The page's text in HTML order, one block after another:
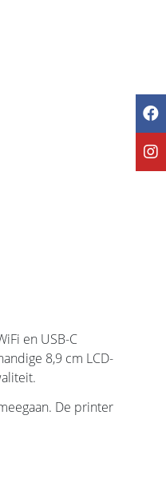
en USB-C
8,9 cm LCD-
De printer